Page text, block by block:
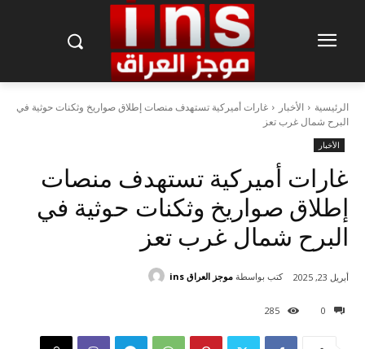
الرئيسية الأخبار
غارات أميركية تستهدف منصات إطلاق صواريخ وثكنات حوثية في
البرح شمال غرب تعز
الأخبار
غارات أميركية تستهدف منصات
إطلاق صواريخ وثكنات حوثية في
البرح شمال غرب تعز
0
285
أبريل 23, 2025 كتب بواسطة موجز العراق ins